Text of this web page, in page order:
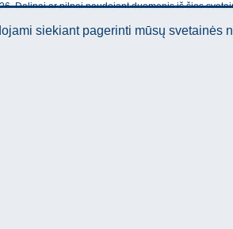
Dalinai ar pilnai naudojant duomenis iš šios
siekiant pagerinti mūsų svetainės